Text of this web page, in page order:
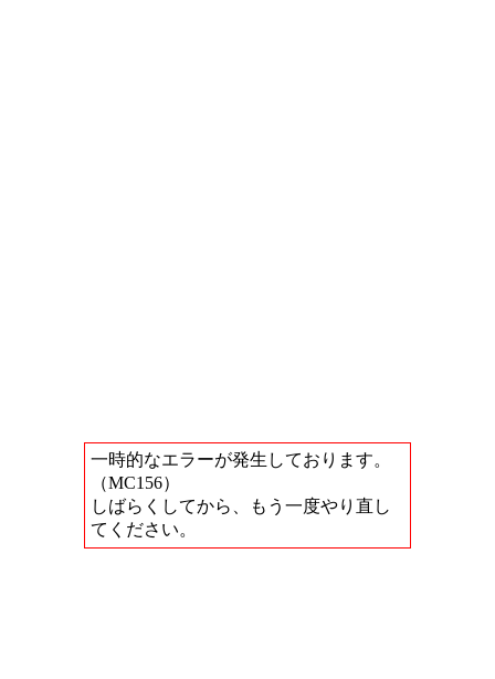
一時的なエラーが発生しております。
（MC156）
しばらくしてから、もう一度やり直し
てください。